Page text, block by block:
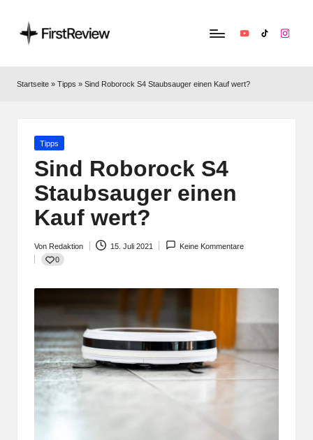
ir
Alles
Apple,
Smart‑Home,
Kopfhörern
YouTubeTikTok
Startseite » Tipps » Sind Roborock S4 Staubsauger einen Kauf wert?
Posted
Tipps
Sind Roborock S4
Staubsauger einen
Kauf wert?
Posted
by
Von Redaktion 15. Juli 2021
Keine Kommentare
0